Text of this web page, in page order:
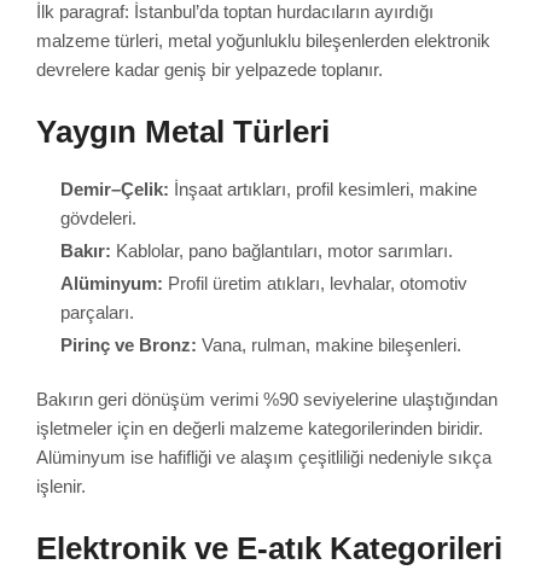
İlk paragraf: İstanbul’da toptan hurdacıların ayırdığı
malzeme türleri, metal yoğunluklu bileşenlerden elektronik
devrelere kadar geniş bir yelpazede toplanır.
Yaygın Metal Türleri
Demir–Çelik: İnşaat artıkları, profil kesimleri, makine
gövdeleri.
Bakır: Kablolar, pano bağlantıları, motor sarımları.
Alüminyum: Profil üretim atıkları, levhalar, otomotiv
parçaları.
Pirinç ve Bronz: Vana, rulman, makine bileşenleri.
Bakırın geri dönüşüm verimi %90 seviyelerine ulaştığından
işletmeler için en değerli malzeme kategorilerinden biridir.
Alüminyum ise hafifliği ve alaşım çeşitliliği nedeniyle sıkça
işlenir.
Elektronik ve E-atık Kategorileri